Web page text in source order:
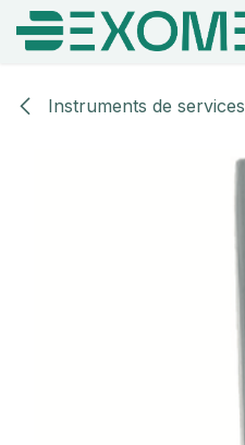
Se rendre au contenu
Instruments de services